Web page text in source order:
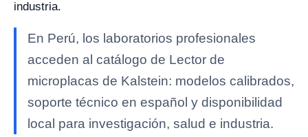
industria.
En Perú, los laboratorios profesionales
acceden al catálogo de Lector de
microplacas de Kalstein: modelos calibrados,
soporte técnico en español y disponibilidad
local para investigación, salud e industria.